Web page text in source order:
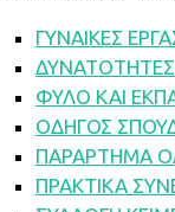
ΓΥΝΑΙΚΕΣ
ΔΥΝΑΤΟΤΗΤΕΣ
ΦΥΛΟ ΚΑΙ
ΟΔΗΓΟΣ
ΠΑΡΑΡΤΗΜΑ
ΠΡΑΚΤΙΚΑ